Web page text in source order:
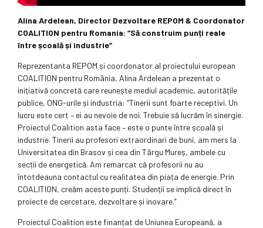
Alina Ardelean, Director Dezvoltare REPOM & Coordonator
COALITION pentru Romania: “Să construim punți reale
între școală și industrie”
Reprezentanta REPOM și coordonator al proiectului european
COALITION pentru România, Alina Ardelean a prezentat o
inițiativă concretă care reunește mediul academic, autoritățile
publice, ONG-urile și industria: “Tinerii sunt foarte receptivi. Un
lucru este cert – ei au nevoie de noi. Trebuie să lucrăm în sinergie.
Proiectul Coalition asta face – este o punte între școală și
industrie. Tinerii au profesori extraordinari de buni, am mers la
Universitatea din Brasov și cea din Târgu Mureș, ambele cu
secții de energetică. Am remarcat că profesorii nu au
întotdeauna contactul cu realitatea din piața de energie. Prin
COALITION, creăm aceste punți. Studenții se implică direct în
proiecte de cercetare, dezvoltare și inovare.”
Proiectul Coalition este finanțat de Uniunea Europeană, a